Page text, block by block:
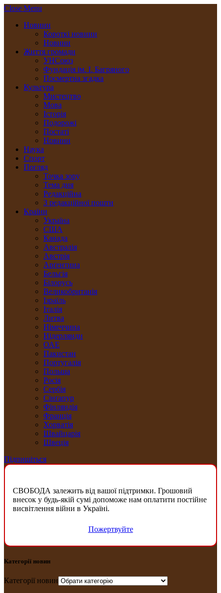
Close Menu
Новини
Короткі новини
Новини
Життя громади
УНСоюз
Фундація ім. І. Багряного
Посмертна згадка
Культура
Мистецтво
Мова
Історія
Подорожі
Постаті
Новини
Наука
Спорт
Погляд
Точка зору
Тема дня
Редакційна
З редакційної пошти
Країни
Україна
США
Канада
Австралія
Австрія
Арґентина
Бельгія
Білорусь
Великобританія
Ізраїль
Італія
Литва
Німеччина
Нідерлянди
ОАЕ
Пакистан
Португалія
Польща
Росія
Сербія
Сінґапур
Фінляндія
Франція
Хорватія
Швайцарія
Швеція
Підпишіться
СВОБОДА залежить від вашої підтримки. Грошовий
внесок у будь-якій сумі допоможе нам оплатити постійне
висвітлення війни в Україні.
Пожертвуйте
Категорії новин
Категорії новин